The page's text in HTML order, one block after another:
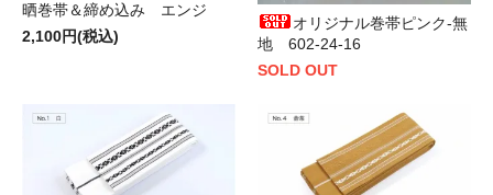
晒巻帯＆締め込み エンジ
2,100円(税込)
オリジナル巻帯ピンク-無
地 602-24-16
SOLD OUT